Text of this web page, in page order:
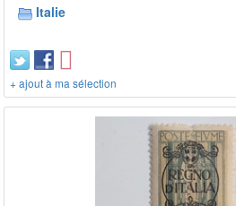
Italie
+ ajout à ma sélection